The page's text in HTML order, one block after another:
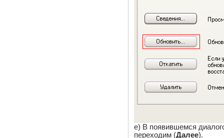
e) В появившемся
переходим (Далее).